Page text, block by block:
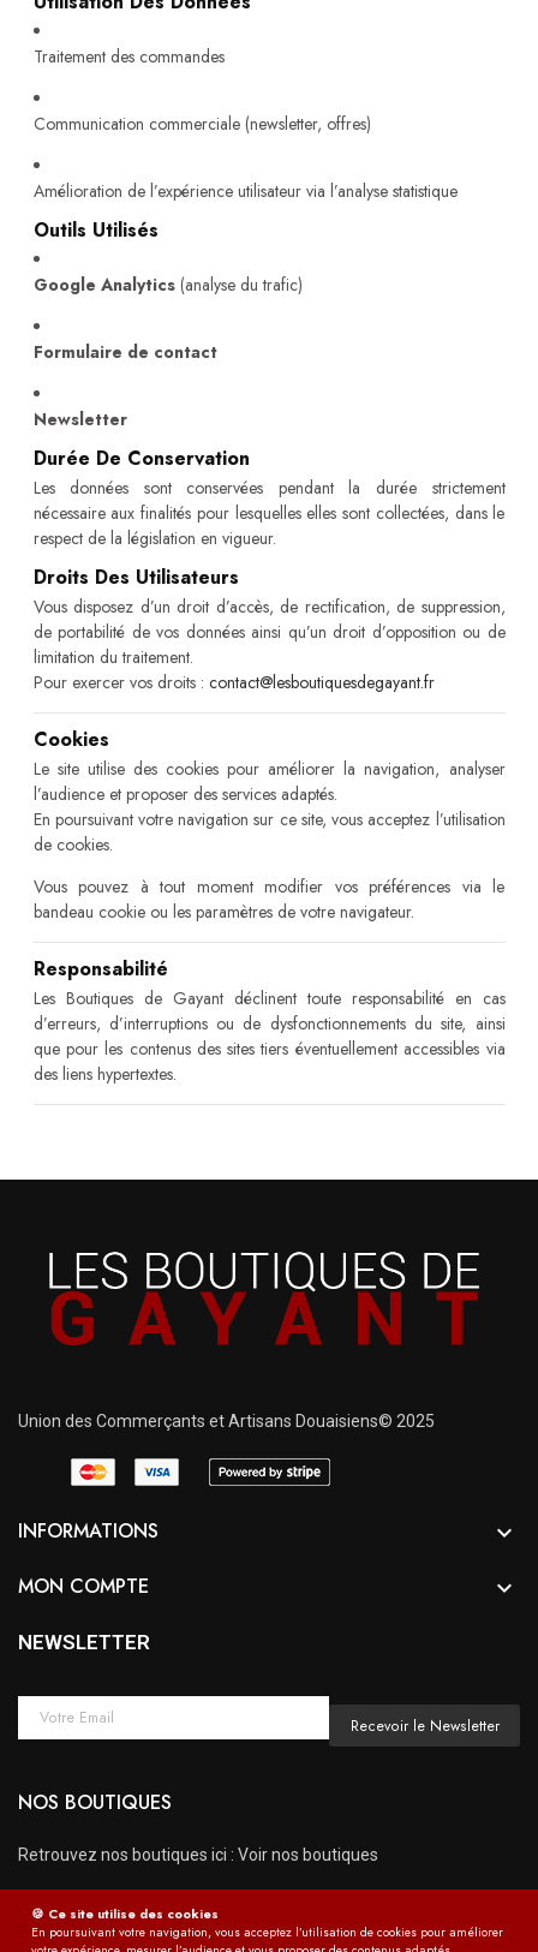
Traitement des commandes
Communication commerciale (newsletter, offres)
Amélioration de l’expérience utilisateur via l’analyse statistique
Outils Utilisés
Google Analytics(analyse du trafic)
Formulaire de contact
Newsletter
Durée De Conservation
Les données sont conservées pendant la durée strictement
nécessaire aux finalités pour lesquelles elles sont collectées, dans le
respect de la législation en vigueur.
Droits Des Utilisateurs
Vous disposez d’un droit d’accès, de rectification, de suppression,
de portabilité de vos données ainsi qu’un droit d’opposition ou de
limitation du traitement.
Pour exercer vos droits : contact@lesboutiquesdegayant.fr
Cookies
Le site utilise des cookies pour améliorer la navigation, analyser
l’audience et proposer des services adaptés.
En poursuivant votre navigation sur ce site, vous acceptez l’utilisation
de cookies.
Vous pouvez à tout moment modifier vos préférences via le
bandeau cookie ou les paramètres de votre navigateur.
Responsabilité
Les Boutiques de Gayant déclinent toute responsabilité en cas
d’erreurs, d’interruptions ou de dysfonctionnements du site, ainsi
que pour les contenus des sites tiers éventuellement accessibles via
des liens hypertextes.
Union des Commerçants et Artisans Douaisiens© 2025
INFORMATIONS 
MON COMPTE 
NEWSLETTER
Recevoir le Newsletter
NOS BOUTIQUES
Retrouvez nos boutiques ici : Voir nos boutiques
contact@lesboutiquesdegayant.fr
🍪 Ce site utilise des cookies
En poursuivant votre navigation, vous acceptez l’utilisation de cookies pour améliorer